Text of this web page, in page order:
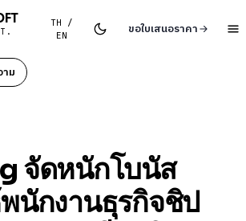
TH /
EN
ขอใบเสนอราคา
ม
จัดหนักโบนัส
นักงานธุรกิจชิป